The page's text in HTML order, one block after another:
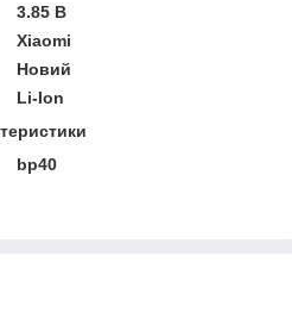
3.85 В
Xiaomi
Новий
Li-Ion
bp40